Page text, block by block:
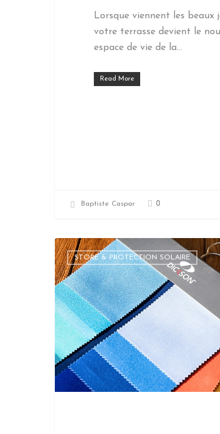
Lorsque viennent les beaux
votre terrasse devient le
espace de vie de la…
Read More
Baptiste Caspar 0
STORE & PROTECTION SOLAIRE